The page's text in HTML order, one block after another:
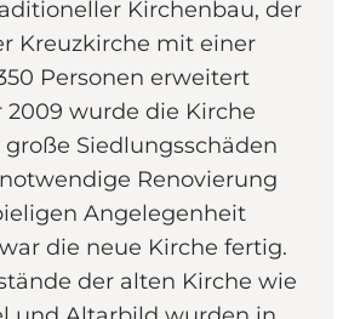
Kirchenbau, der
Kreuzkirche mit einer
Personen erweitert
2009 wurde die Kirche
große Siedlungsschäden
Renovierung
Angelegenheit
die neue Kirche fertig.
der alten Kirche wie